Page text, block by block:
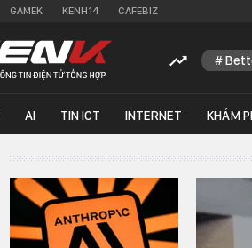
GAMEK KENH14 CAFEBIZ
AI TIN ICT INTERNET KHÁM